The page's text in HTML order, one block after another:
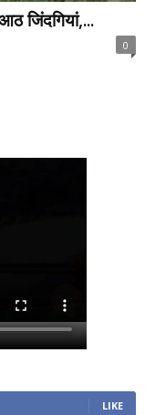
जिंदगियां,...
0
LIKE